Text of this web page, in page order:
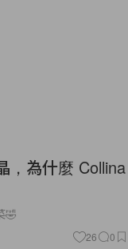
，為什麼 Collina
🤣
26 0